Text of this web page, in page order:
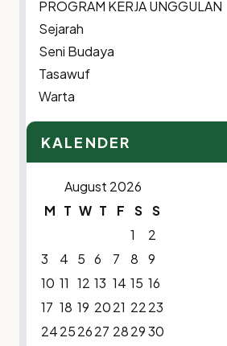
PROGRAM KERJA UNGGULAN
Sejarah
Seni Budaya
Tasawuf
Warta
KALENDER
August 2026
M T W T F S S
1
2
3
4 5 6 7 8
9
10 11 12 13 14 15 16
17 18 19 2021 2223
24252627 282930